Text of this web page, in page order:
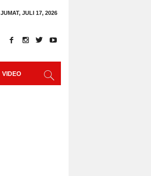
JUMAT, JULI 17, 2026
VIDEO